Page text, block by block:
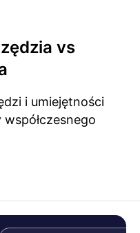
vs
i umiejętności